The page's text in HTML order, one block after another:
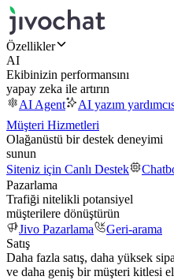
Özellikler
AI
Ekibinizin performansını
yapay zeka ile artırın
AI Agent
AI yazım
Müşteri Hizmetleri
Olağanüstü bir destek deneyimi
sunun
Siteniz için Canlı Destek
Pazarlama
Trafiği nitelikli potansiyel
müşterilere dönüştürün
Jivo Pazarlama
Geri-arama
Satış
Daha fazla satış, daha yüksek
ve daha geniş bir müşteri kitlesi